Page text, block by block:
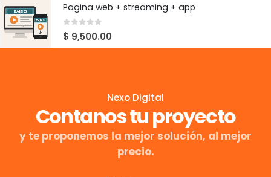
Pagina web + streaming + app
0 out of 5
$ 9,500.00
Nexo Digital
Contanos tu proyecto
y te proponemos la mejor solución, al mejor
precio.